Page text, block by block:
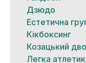
Дзюдо
Естетична
Кікбоксинг
Козацький
Легка